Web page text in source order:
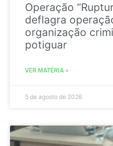
Operação
deflagra
organização
potiguar
VER MATÉRIA »
5 de agosto de 2026